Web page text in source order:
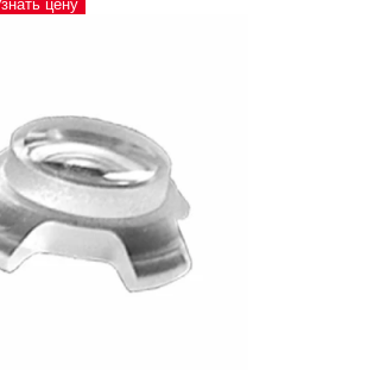
цену